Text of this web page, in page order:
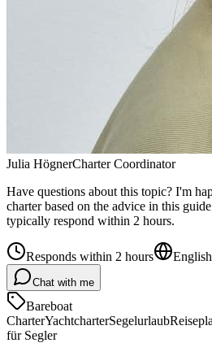
Julia HögnerCharter Coordinator
Have questions about this topic? I'm
charter based on the advice in this
typically respond within 2 hours.
Responds within 2 hours
Chat with me
Bareboat
CharterYachtcharterSegelurlaub
für Segler